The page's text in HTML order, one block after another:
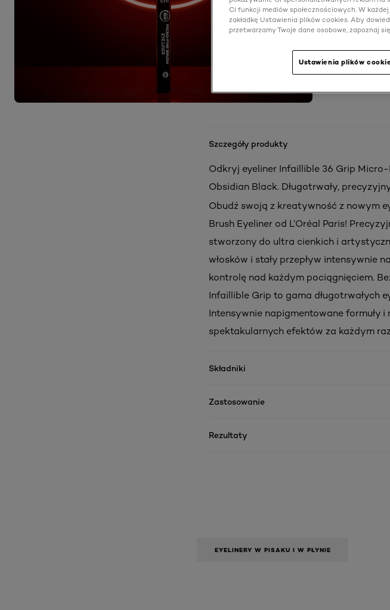
Szczegóły produkty
Odkryj eyeliner Infaillible 36 Grip Micro-
Obsidian Black. Długotrwały,
Obudź swoją z kreatywność z nowym
Brush Eyeliner od L’Oréal Paris!
stworzony do ultra cienkich i
włosków i stały przepływ intensywnie
kontrolę nad każdym pociągnięciem.
Infaillible Grip to gama długotrwałych
Intensywnie napigmentowane formuły
spektakularnych efektów za każdym
Składniki
Zastosowanie
Rezultaty
EYELINERY W PISAKU I W PŁYNIE
Ci funkcji mediów społecznościowych. W
zakładkę Ustawienia plików cookies. Aby
przetwarzamy Twoje dane osobowe, zapoznaj
Ustawienia plików cookie